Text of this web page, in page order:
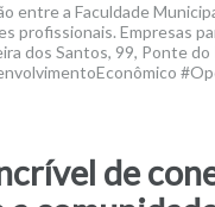
entre a Faculdade
profissionais. Empresas
dos Santos, 99, Ponte
de